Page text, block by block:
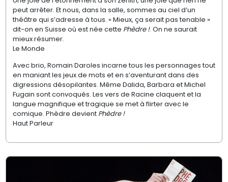
peut arrêter. Et nous, dans la salle, sommes au ciel d’un
théâtre qui s’adresse à tous. « Mieux, ça serait pas tenable »
dit-on en Suisse où est née cette Phèdre !. On ne saurait
mieux résumer.
Le Monde
Avec brio, Romain Daroles incarne tous les personnages tout
en maniant les jeux de mots et en s’aventurant dans des
digressions désopilantes. Même Dalida, Barbara et Michel
Fugain sont convoqués. Les vers de Racine claquent et la
langue magnifique et tragique se met à flirter avec le
comique. Phèdre devient Phèdre !
Haut Parleur